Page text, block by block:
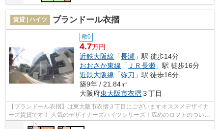
賃貸 | ハイツ プランドール衣摺
敷0
4.7万円
近鉄大阪線 「長瀬 」駅 徒歩14分
おおさか東線 「 ＪＲ長瀬 」駅 徒歩16分
近鉄大阪線 「弥刀 」駅 徒歩16分
築9年 / 21.84㎡
大阪府東大阪市衣摺３丁目
【プランドール衣摺】は東大阪市衣摺３丁目にございますオススメデザイナ
ーズ賃貸です！ 人気のデザイナーズハイツシリーズ！広めのロフトのついた
開放感のある１Ｋです！インターネ...